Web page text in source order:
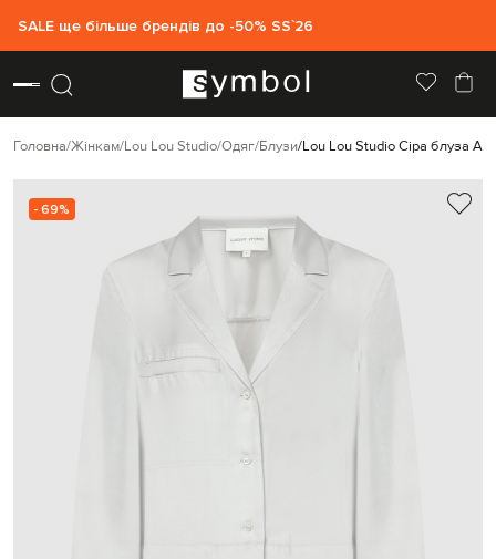
SALE ще більше брендів до -50% SS`26
Головна Жінкам Lou Lou Studio Одяг Блузи Lou Lou Studio Сіра блуза
- 69%